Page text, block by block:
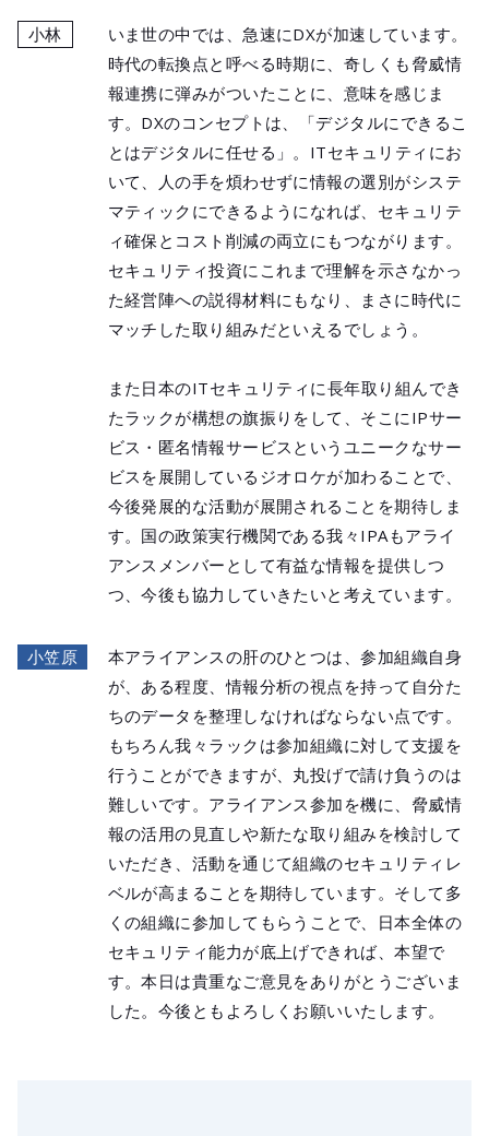
小林
いま世の中では、急速にDXが加速しています。
時代の転換点と呼べる時期に、奇しくも脅威情
報連携に弾みがついたことに、意味を感じま
す。DXのコンセプトは、「デジタルにできるこ
とはデジタルに任せる」。ITセキュリティにお
いて、人の手を煩わせずに情報の選別がシステ
マティックにできるようになれば、セキュリテ
ィ確保とコスト削減の両立にもつながります。
セキュリティ投資にこれまで理解を示さなかっ
た経営陣への説得材料にもなり、まさに時代に
マッチした取り組みだといえるでしょう。
また日本のITセキュリティに長年取り組んでき
たラックが構想の旗振りをして、そこにIPサー
ビス・匿名情報サービスというユニークなサー
ビスを展開しているジオロケが加わることで、
今後発展的な活動が展開されることを期待しま
す。国の政策実行機関である我々IPAもアライ
アンスメンバーとして有益な情報を提供しつ
つ、今後も協力していきたいと考えています。
小笠原
本アライアンスの肝のひとつは、参加組織自身
が、ある程度、情報分析の視点を持って自分た
ちのデータを整理しなければならない点です。
もちろん我々ラックは参加組織に対して支援を
行うことができますが、丸投げで請け負うのは
難しいです。アライアンス参加を機に、脅威情
報の活用の見直しや新たな取り組みを検討して
いただき、活動を通じて組織のセキュリティレ
ベルが高まることを期待しています。そして多
くの組織に参加してもらうことで、日本全体の
セキュリティ能力が底上げできれば、本望で
す。本日は貴重なご意見をありがとうございま
した。今後ともよろしくお願いいたします。